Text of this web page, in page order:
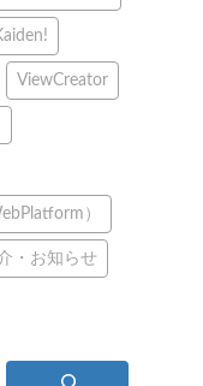
ViewCreator
）
・お知らせ